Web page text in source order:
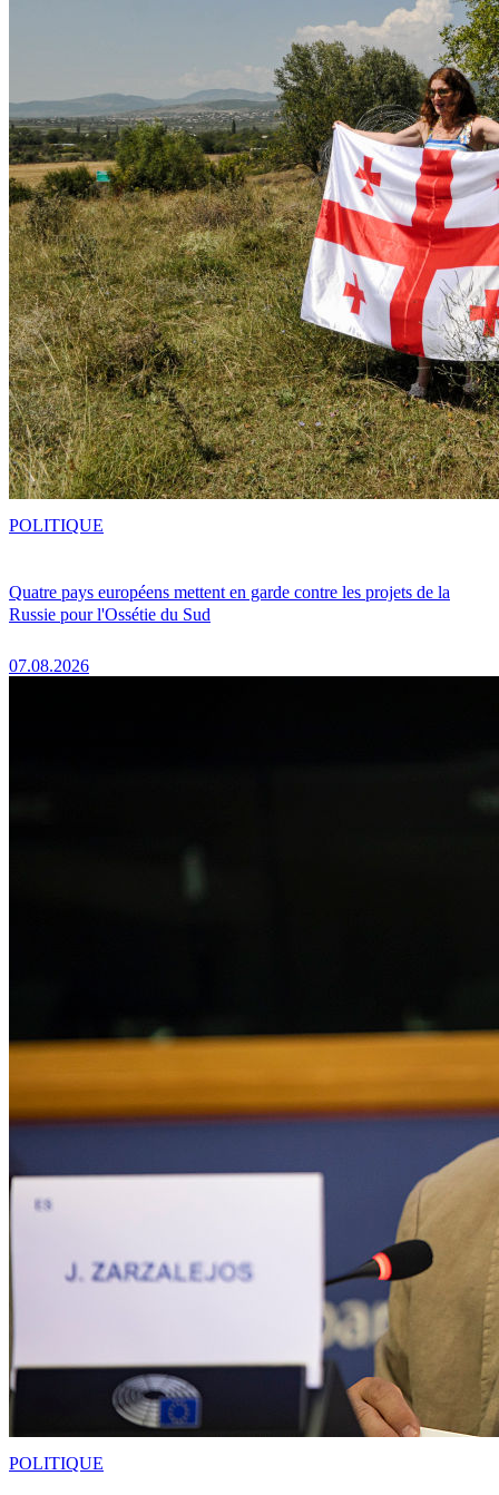
Quatre pays européens mettent en garde contre les projets de la
Russie pour l'Ossétie du Sud
07.08.2026
POLITIQUE
POLITIQUE